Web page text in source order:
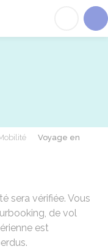
Voyage en
sera vérifiée. Vous
de vol
est